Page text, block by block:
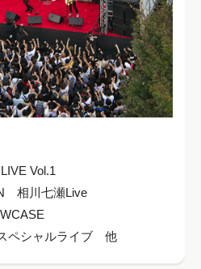
Vol.1
相川七瀬Live
ペシャルライブ 他